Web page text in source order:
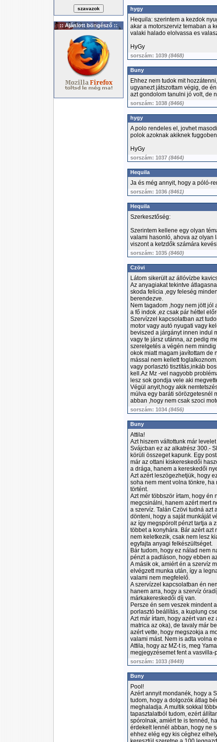
:: Ajánlott böngésző ::
hygy
Hequila: szerintem a kezdok
akar a motorszerviz temaban a
valaki halado elolvassa es
HyGy
sorszám: 1039 (8468)
Buny
Ehhez nem tudok mit
ugyanezt játszottam végig, de
azt gondolom tanulni jó volt, de
sorszám: 1038 (8466)
hygy
A polo rendeles el, jovhet
polok azoknak akiknek
HyGy
sorszám: 1037 (8464)
Hequila
Ja és még annyit, hogy a póló-
sorszám: 1036 (8461)
Hequila
Szerkesztőség:
Szerintem kellene egy olyan
valami hasonló, ahova az olyan
viszont a ketzdők számára
sorszám: 1035 (8460)
Czövi
Látom sikerült az állóvízbe
Az anyagiakat tekintve
skoda felicia ,egy feleség
berendezve.
Nem tagadom ,hogy nem jött jól
a fő indok ,ez csak pár héttel
Szervízzel kapcsolatban azt
motor vagy autó nyugati vagy
beviszed a járgányt innen indul
vagy te jársz utánna, az pedig
szerelgetés a végén nem
okok miatt magam javítottam de
mással nem kellett
vagy porlasztó tisztítás,inkáb
kell.Az Mz -vel nagyobb
lesz sok gondja vele aki
Végül anyit,hogy akik
múlva egy baráti sörözgetesnél
abban ,hogy nem csak szoci
sorszám: 1034 (8456)
Buny
Attila!
Azt hiszem váltottunk már
Svájcban ez az alkatrész 300.-
körüli összeget kapunk. Egy
már az ottani kiskereskedői
a drága, hanem a kereskedői
Azt azért leszögezhetjük, hogy
soha nem ment volna tönkre,
történt.
Azt mér többször írtam, hogy én
megcsinálni, hanem azért mert
a szervíz. Talán Czövi tudná azt
dönteni, hogy a saját munkáját
az így megspórolt pénzt tartja a
többet a konyhára. Bár azért
nem keletkezik, csak nem lesz
egyfajta anyagi felkészültséget.
Bár tudom, hogy ez nálad nem
pénzt a padláson, hogy ebben
A másik ok, amiért én a szervíz
elvégzett munka után, így a
valami nem megfelelő.
A szervízzel kapcsolatban én
hanem arra, hogy a szervíz
márkakereskedői díj van.
Persze én sem veszek mindent
porlasztó beállítás, a kuplung
Azt már írtam, hogy azért van
matrica az oka), de tavaly már
azért vette, hogy megszokja a
valami mást. Nem is adta volna
Attila, hogy az MZ-t is, meg
megjegyzésemet fent a
sorszám: 1033 (8449)
Buny
Pool!
Azért annyit mondanék, hogy a
tudom, hogy a dolgozók átlag
meghaladja. A multik sokkal
tapasztalatból tudom, ezért
spórolnak, amiért te is tennéd,
érdekelt lennél abban, hogy ne
ehhez elég egy kis céghez